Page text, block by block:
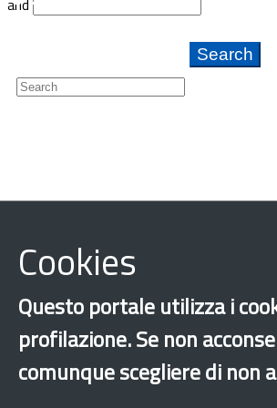
and
Cookies
Questo portale utilizza i
profilazione. Se non
comunque scegliere di non